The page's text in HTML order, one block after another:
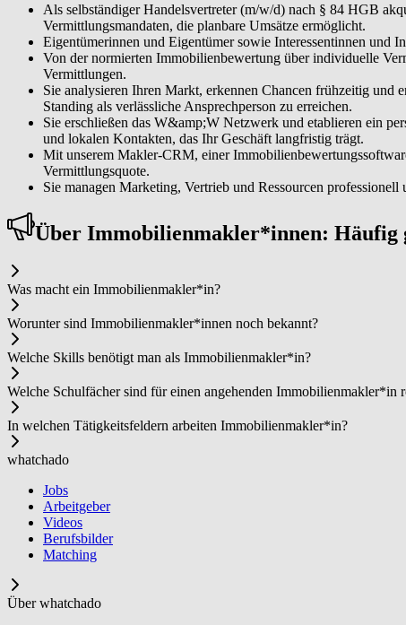
Als selbständiger Handelsvertreter (m/w/d) nach § 84 HGB
Vermittlungsmandaten, die planbare Umsätze ermöglicht.
Eigentümerinnen und Eigentümer sowie Interessentinnen und
Von der normierten Immobilienbewertung über individuelle
Vermittlungen.
Sie analysieren Ihren Markt, erkennen Chancen frühzeitig und
Standing als verlässliche Ansprechperson zu erreichen.
Sie erschließen das W&amp;W Netzwerk und etablieren ein
und lokalen Kontakten, das Ihr Geschäft langfristig trägt.
Mit unserem Makler-CRM, einer
Vermittlungsquote.
Sie managen Marketing, Vertrieb und Ressourcen
Über Im­mo­bi­li­en­mak­ler*in­nen: Häufig
Was macht ein Im­mo­bi­li­en­mak­ler*in?
Worunter sind Im­mo­bi­li­en­mak­ler*in­nen noch bekannt?
Welche Skills benötigt man als Im­mo­bi­li­en­mak­ler*in?
Welche Schulfächer sind für einen angehenden Im­mo­bi­li­en­mak­ler*in
In welchen Tätigkeitsfeldern arbeiten Im­mo­bi­li­en­mak­ler*in?
whatchado
Jobs
Arbeitgeber
Videos
Berufsbilder
Matching
Über whatchado